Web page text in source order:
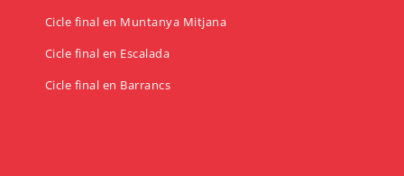
Cicle final en Muntanya Mitjana
Cicle final en Escalada
Cicle final en Barrancs